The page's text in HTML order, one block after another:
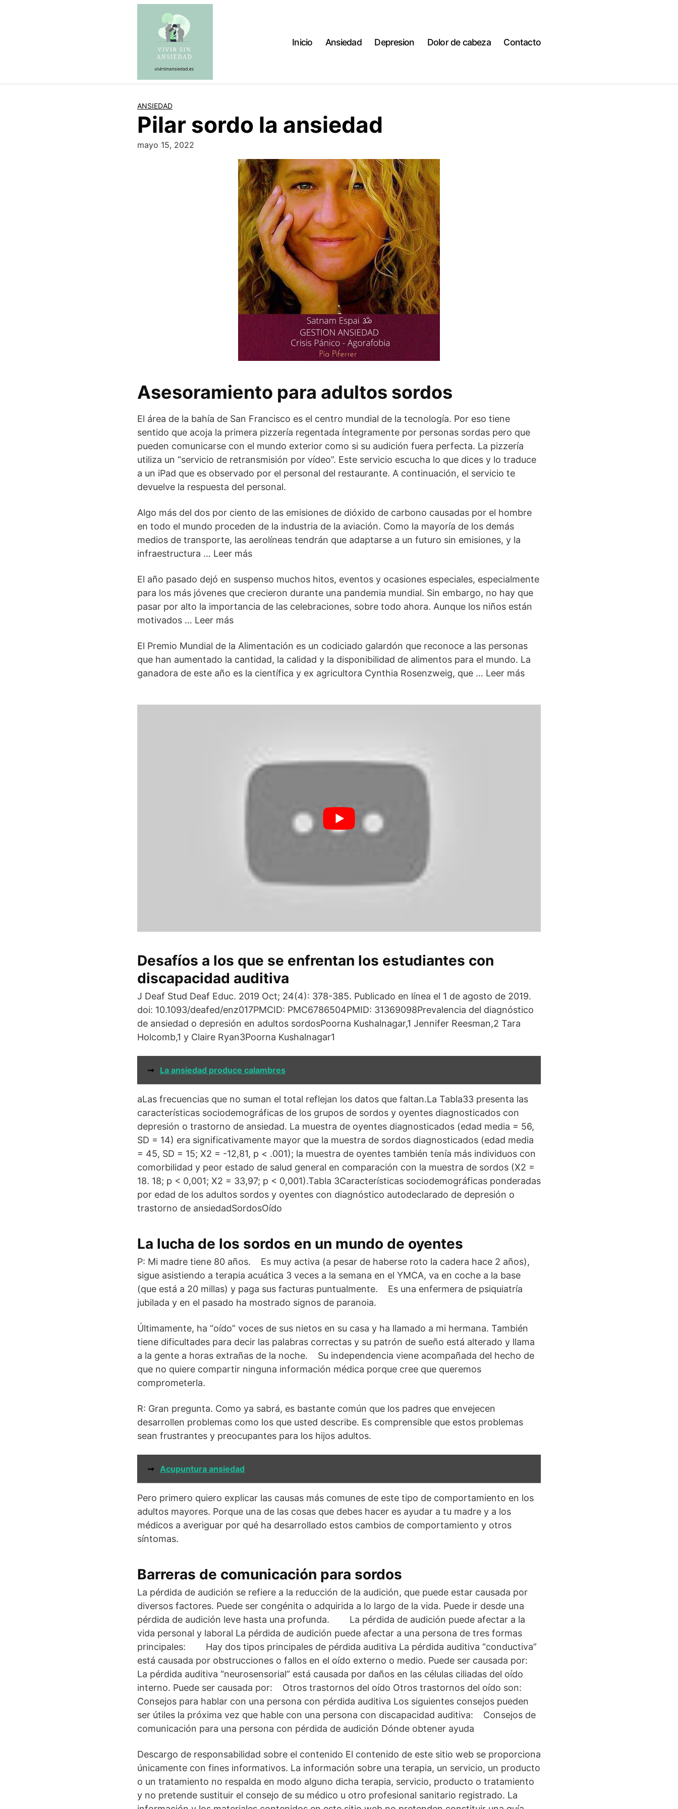
Inicio Ansiedad Depresion Dolor de cabeza Contacto
ANSIEDAD
Pilar sordo la ansiedad
mayo 15, 2022
Asesoramiento para adultos sordos
El área de la bahía de San Francisco es el centro mundial de la tecnología. Por eso tiene
sentido que acoja la primera pizzería regentada íntegramente por personas sordas pero que
pueden comunicarse con el mundo exterior como si su audición fuera perfecta. La pizzería
utiliza un “servicio de retransmisión por vídeo”. Este servicio escucha lo que dices y lo traduce
a un iPad que es observado por el personal del restaurante. A continuación, el servicio te
devuelve la respuesta del personal.
Algo más del dos por ciento de las emisiones de dióxido de carbono causadas por el hombre
en todo el mundo proceden de la industria de la aviación. Como la mayoría de los demás
medios de transporte, las aerolíneas tendrán que adaptarse a un futuro sin emisiones, y la
infraestructura … Leer más
El año pasado dejó en suspenso muchos hitos, eventos y ocasiones especiales, especialmente
para los más jóvenes que crecieron durante una pandemia mundial. Sin embargo, no hay que
pasar por alto la importancia de las celebraciones, sobre todo ahora. Aunque los niños están
motivados … Leer más
El Premio Mundial de la Alimentación es un codiciado galardón que reconoce a las personas
que han aumentado la cantidad, la calidad y la disponibilidad de alimentos para el mundo. La
ganadora de este año es la científica y ex agricultora Cynthia Rosenzweig, que … Leer más
Desafíos a los que se enfrentan los estudiantes con
discapacidad auditiva
J Deaf Stud Deaf Educ. 2019 Oct; 24(4): 378-385. Publicado en línea el 1 de agosto de 2019.
doi: 10.1093/deafed/enz017PMCID: PMC6786504PMID: 31369098Prevalencia del diagnóstico
de ansiedad o depresión en adultos sordosPoorna Kushalnagar,1 Jennifer Reesman,2 Tara
Holcomb,1 y Claire Ryan3Poorna Kushalnagar1
➞ La ansiedad produce calambres
aLas frecuencias que no suman el total reflejan los datos que faltan.La Tabla33 presenta las
características sociodemográficas de los grupos de sordos y oyentes diagnosticados con
depresión o trastorno de ansiedad. La muestra de oyentes diagnosticados (edad media = 56,
SD = 14) era significativamente mayor que la muestra de sordos diagnosticados (edad media
= 45, SD = 15; X2 = -12,81, p < .001); la muestra de oyentes también tenía más individuos con
comorbilidad y peor estado de salud general en comparación con la muestra de sordos (X2 =
18. 18; p < 0,001; X2 = 33,97; p < 0,001).Tabla 3Características sociodemográficas ponderadas
por edad de los adultos sordos y oyentes con diagnóstico autodeclarado de depresión o
trastorno de ansiedadSordosOído
La lucha de los sordos en un mundo de oyentes
P: Mi madre tiene 80 años. Es muy activa (a pesar de haberse roto la cadera hace 2 años),
sigue asistiendo a terapia acuática 3 veces a la semana en el YMCA, va en coche a la base
(que está a 20 millas) y paga sus facturas puntualmente. Es una enfermera de psiquiatría
jubilada y en el pasado ha mostrado signos de paranoia.
Últimamente, ha “oído” voces de sus nietos en su casa y ha llamado a mi hermana. También
tiene dificultades para decir las palabras correctas y su patrón de sueño está alterado y llama
a la gente a horas extrañas de la noche. Su independencia viene acompañada del hecho de
que no quiere compartir ninguna información médica porque cree que queremos
comprometerla.
R: Gran pregunta. Como ya sabrá, es bastante común que los padres que envejecen
desarrollen problemas como los que usted describe. Es comprensible que estos problemas
sean frustrantes y preocupantes para los hijos adultos.
➞ Acupuntura ansiedad
Pero primero quiero explicar las causas más comunes de este tipo de comportamiento en los
adultos mayores. Porque una de las cosas que debes hacer es ayudar a tu madre y a los
médicos a averiguar por qué ha desarrollado estos cambios de comportamiento y otros
síntomas.
Barreras de comunicación para sordos
La pérdida de audición se refiere a la reducción de la audición, que puede estar causada por
diversos factores. Puede ser congénita o adquirida a lo largo de la vida. Puede ir desde una
pérdida de audición leve hasta una profunda. La pérdida de audición puede afectar a la
vida personal y laboral La pérdida de audición puede afectar a una persona de tres formas
principales: Hay dos tipos principales de pérdida auditiva La pérdida auditiva “conductiva”
está causada por obstrucciones o fallos en el oído externo o medio. Puede ser causada por:
La pérdida auditiva “neurosensorial” está causada por daños en las células ciliadas del oído
interno. Puede ser causada por: Otros trastornos del oído Otros trastornos del oído son:
Consejos para hablar con una persona con pérdida auditiva Los siguientes consejos pueden
ser útiles la próxima vez que hable con una persona con discapacidad auditiva: Consejos de
comunicación para una persona con pérdida de audición Dónde obtener ayuda
Descargo de responsabilidad sobre el contenido El contenido de este sitio web se proporciona
únicamente con fines informativos. La información sobre una terapia, un servicio, un producto
o un tratamiento no respalda en modo alguno dicha terapia, servicio, producto o tratamiento
y no pretende sustituir el consejo de su médico u otro profesional sanitario registrado. La